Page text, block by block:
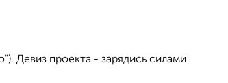
Девиз проекта - зарядись силами